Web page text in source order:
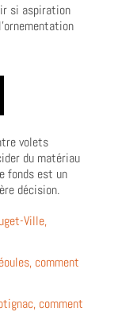
si aspiration
volets
du matériau
fonds est un
décision.
Ville,
comment
comment